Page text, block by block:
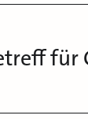
für